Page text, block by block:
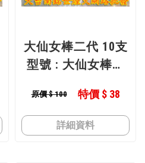
大仙女棒二代 10支
型號 : 大仙女棒二
原價 $ 100 特價 $ 38
詳細資料